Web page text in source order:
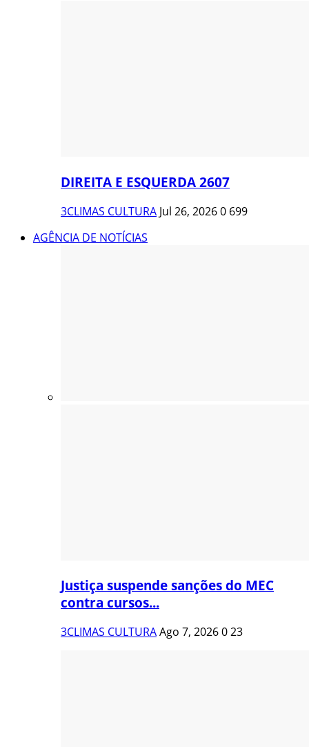
DIREITA E ESQUERDA 2607
3CLIMAS CULTURA Jul 26, 20260 699
AGÊNCIA DE NOTÍCIAS
Justiça suspende sanções do MEC
contra cursos...
3CLIMAS CULTURAAgo 7, 2026023